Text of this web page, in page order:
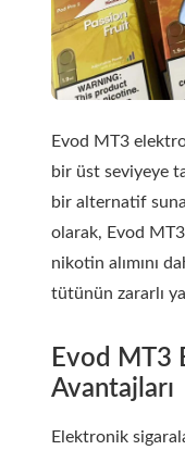
Evod MT3
bir üst seviyeye
bir alternatif
olarak, Evod
nikotin alımını
tütünün zararlı
Evod MT3
Avantajları
Elektronik